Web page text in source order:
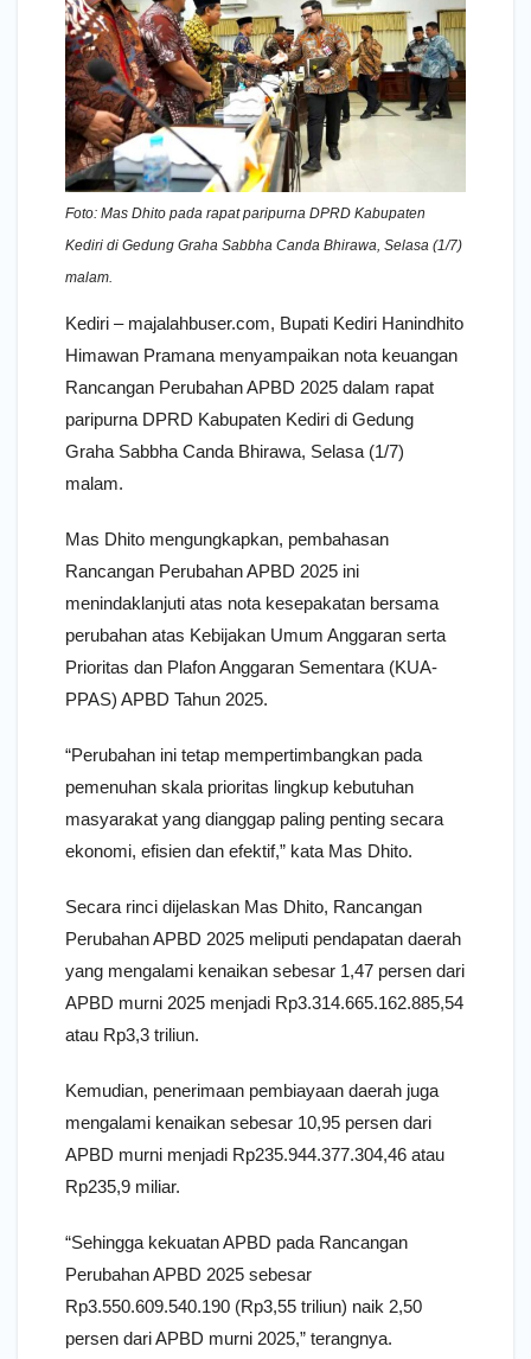
Foto: Mas Dhito pada rapat paripurna DPRD Kabupaten
Kediri di Gedung Graha Sabbha Canda Bhirawa, Selasa (1/7)
malam.
Kediri – majalahbuser.com, Bupati Kediri Hanindhito
Himawan Pramana menyampaikan nota keuangan
Rancangan Perubahan APBD 2025 dalam rapat
paripurna DPRD Kabupaten Kediri di Gedung
Graha Sabbha Canda Bhirawa, Selasa (1/7)
malam.
Mas Dhito mengungkapkan, pembahasan
Rancangan Perubahan APBD 2025 ini
menindaklanjuti atas nota kesepakatan bersama
perubahan atas Kebijakan Umum Anggaran serta
Prioritas dan Plafon Anggaran Sementara (KUA-
PPAS) APBD Tahun 2025.
“Perubahan ini tetap mempertimbangkan pada
pemenuhan skala prioritas lingkup kebutuhan
masyarakat yang dianggap paling penting secara
ekonomi, efisien dan efektif,” kata Mas Dhito.
Secara rinci dijelaskan Mas Dhito, Rancangan
Perubahan APBD 2025 meliputi pendapatan daerah
yang mengalami kenaikan sebesar 1,47 persen dari
APBD murni 2025 menjadi Rp3.314.665.162.885,54
atau Rp3,3 triliun.
Kemudian, penerimaan pembiayaan daerah juga
mengalami kenaikan sebesar 10,95 persen dari
APBD murni menjadi Rp235.944.377.304,46 atau
Rp235,9 miliar.
“Sehingga kekuatan APBD pada Rancangan
Perubahan APBD 2025 sebesar
Rp3.550.609.540.190 (Rp3,55 triliun) naik 2,50
persen dari APBD murni 2025,” terangnya.